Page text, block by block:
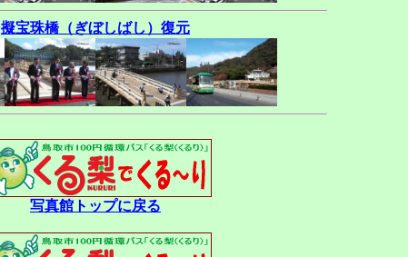
擬宝珠橋（ぎぼしばし）復元
写真館トップに戻る